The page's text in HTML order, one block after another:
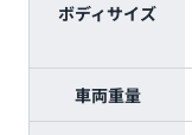
ボディサイズ
車両重量